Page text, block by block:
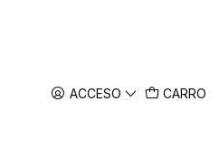
ACCESO CARRO